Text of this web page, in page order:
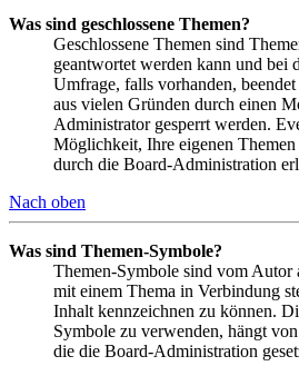
Was sind geschlossene Themen?
Geschlossene Themen sind
geantwortet werden kann und bei
Umfrage, falls vorhanden,
aus vielen Gründen durch einen
Administrator gesperrt werden.
Möglichkeit, Ihre eigenen
durch die Board-Administration
Nach oben
Was sind Themen-Symbole?
Themen-Symbole sind vom Autor
mit einem Thema in Verbindung
Inhalt kennzeichnen zu können.
Symbole zu verwenden, hängt
die die Board-Administration